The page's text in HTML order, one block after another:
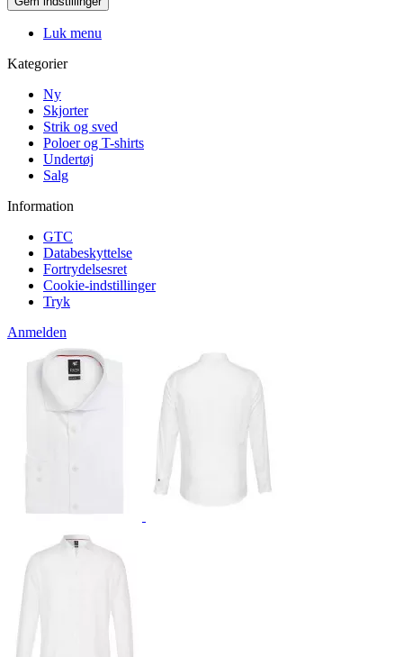
Luk menu
Kategorier
Ny
Skjorter
Strik og sved
Poloer og T-shirts
Undertøj
Salg
Information
GTC
Databeskyttelse
Fortrydelsesret
Cookie-indstillinger
Tryk
Anmelden